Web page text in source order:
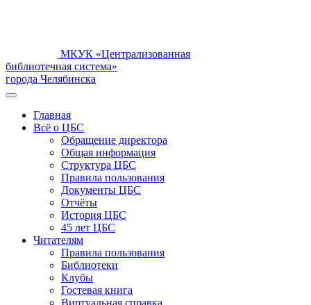
МКУК «Централизованная
библиотечная система»
города Челябинска
Главная
Всё о ЦБС
Обращение директора
Общая информация
Структура ЦБС
Правила пользования
Документы ЦБС
Отчёты
История ЦБС
45 лет ЦБС
Читателям
Правила пользования
Библиотеки
Клубы
Гостевая книга
Виртуальная справка